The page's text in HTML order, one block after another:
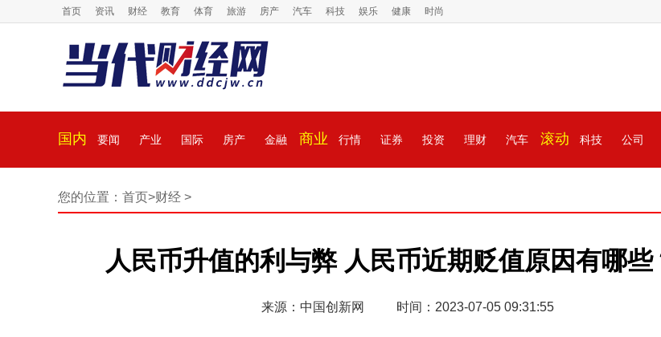
首页 资讯 财经 教育 体育 旅游 房产 汽车 科技 娱乐 健康 时尚
国内 要闻 产业 国际 房产 金融 商业 行情 证券 投资 理财 汽车 滚动 科技 公司
您的位置： 首页>财经 >
人民币升值的利与弊 人民币近期贬值原因有哪些
来源：中国创新网 时间：2023-07-05 09:31:55